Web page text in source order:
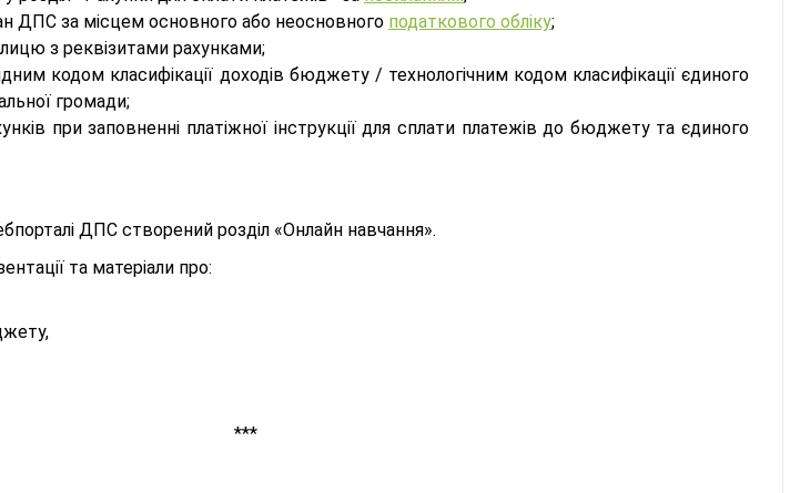
ДПС за місцем основного або неосновного податкового обліку;
з реквізитами рахунками;
кодом класифікації доходів бюджету / технологічним кодом класифікації єдиного
громади;
при заповненні платіжної інструкції для сплати платежів до бюджету та єдиного
ДПС створений розділ «Онлайн навчання».
та матеріали про:
***